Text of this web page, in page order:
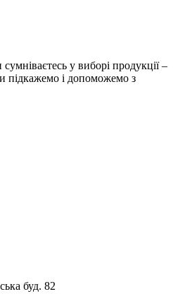
у виборі продукції –
підкажемо і допоможемо з
буд. 82